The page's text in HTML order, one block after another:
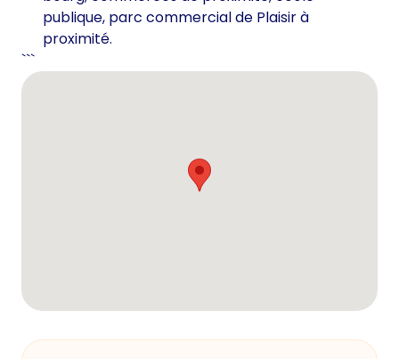
publique, parc commercial de Plaisir à
proximité.
```